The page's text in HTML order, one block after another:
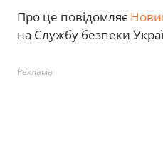
Про це повідомляє
на Службу безпеки
Реклама